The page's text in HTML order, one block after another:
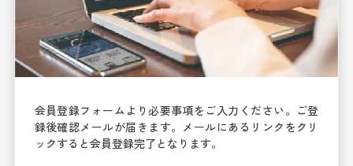
会員登録フォームより必要事項をご入力ください。ご登
録後確認メールが届きます。メールにあるリンクをクリ
ックすると会員登録完了となります。